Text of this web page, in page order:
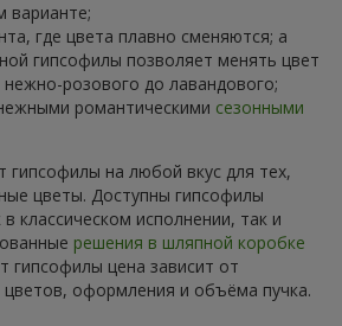
варианте;
где цвета плавно сменяются; а
гипсофилы позволяет менять цвет
розового до лавандового;
романтическими сезонными
гипсофилы на любой вкус для тех,
цветы. Доступны гипсофилы
классическом исполнении, так и
решения в шляпной коробке
гипсофилы цена зависит от
цветов, оформления и объёма пучка.